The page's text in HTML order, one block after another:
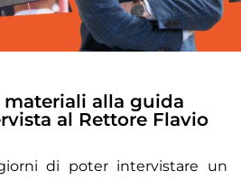
alla guida
al Rettore Flavio
di poter intervistare un